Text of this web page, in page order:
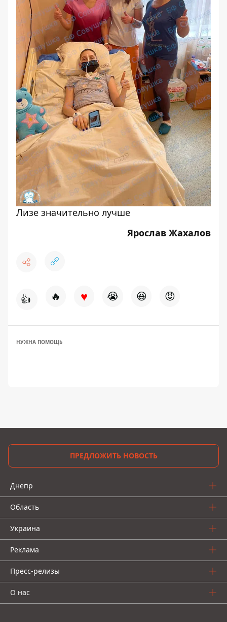
Лизе значительно лучше
Ярослав Жахалов
👍 🔥 ♥ 😭 😆 😡
НУЖНА ПОМОЩЬ
ПРЕДЛОЖИТЬ НОВОСТЬ
Днепр
Область
Украина
Реклама
Пресс-релизы
О нас